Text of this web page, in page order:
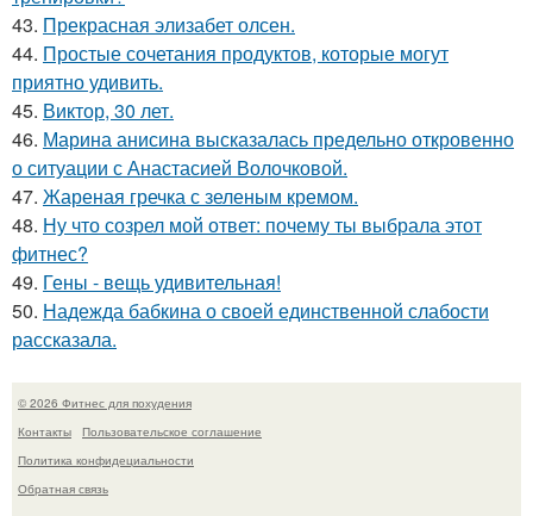
43. Прекрасная элизабет олсен.
44. Простые сочетания продуктов, которые могут
приятно удивить.
45. Виктор, 30 лет.
46. Марина анисина высказалась предельно откровенно
о ситуации с Анастасией Волочковой.
47. Жареная гречка с зеленым кремом.
48. Ну что созрел мой ответ: почему ты выбрала этот
фитнес?
49. Гены - вещь удивительная!
50. Надежда бабкина о своей единственной слабости
рассказала.
© 2026 Фитнес для похудения
Контакты
Пользовательское соглашение
Политика конфидециальности
Обратная связь